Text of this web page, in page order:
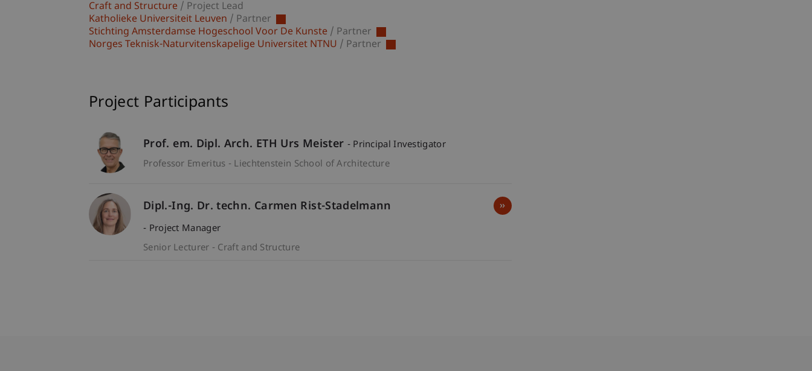
Craft and Structure / Project Lead
Katholieke Universiteit Leuven / Partner
Stichting Amsterdamse Hogeschool Voor De Kunste / Partner
Norges Teknisk-Naturvitenskapelige Universitet NTNU / Partner
Project Participants
Prof. em. Dipl. Arch. ETH Urs Meister - Principal Investigator
Professor Emeritus - Liechtenstein School of Architecture
Dipl.-Ing. Dr. techn. Carmen Rist-Stadelmann
- Project Manager
Senior Lecturer - Craft and Structure